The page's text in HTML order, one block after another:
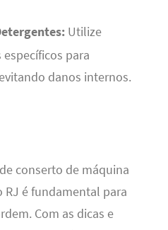
Utilize
para
danos internos.
conserto de máquina
RJ é fundamental para
Com as dicas e